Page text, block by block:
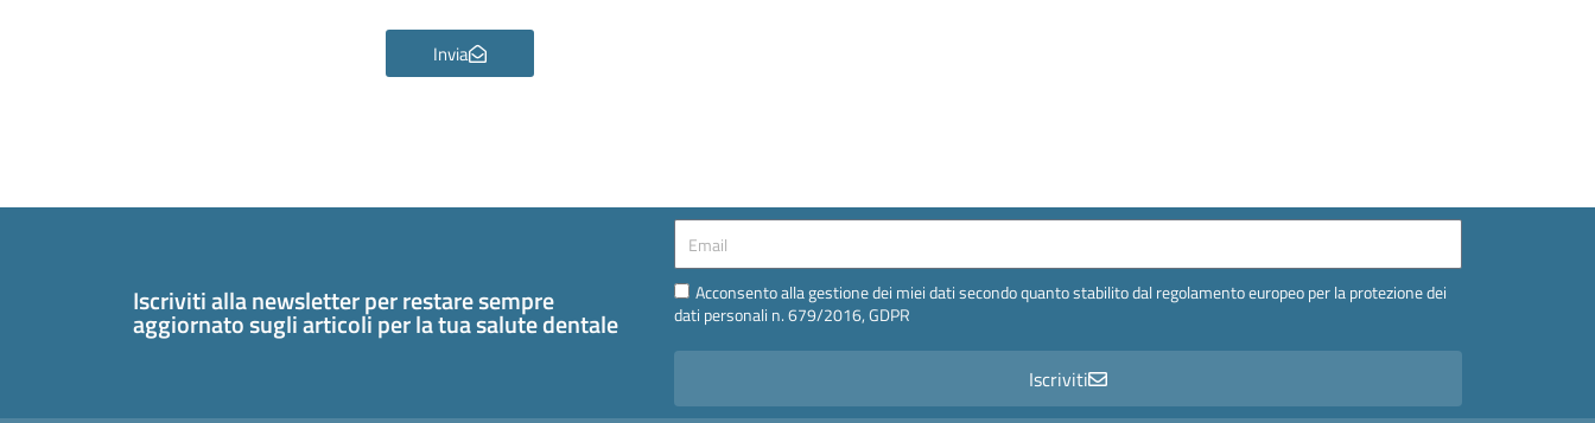
Invia
Iscriviti alla newsletter per restare sempre
aggiornato sugli articoli per la tua salute dentale
Email
Email
Acconsento alla gestione dei miei dati secondo quanto stabilito dal regolamento europeo per la protezione dei
dati personali n. 679/2016, GDPR
Iscriviti